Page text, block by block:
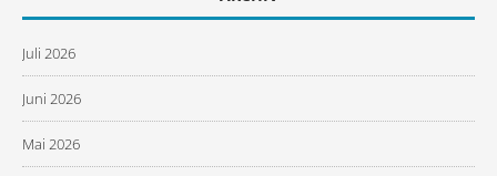
Juli 2026
Juni 2026
Mai 2026